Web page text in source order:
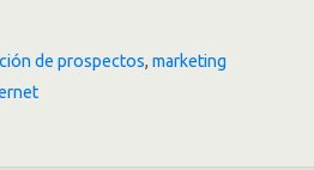
de prospectos, marketing